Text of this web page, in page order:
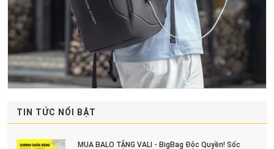
TIN TỨC NỔI BẬT
MUA BALO TẶNG VALI - BigBag Độc Quyền! Sốc